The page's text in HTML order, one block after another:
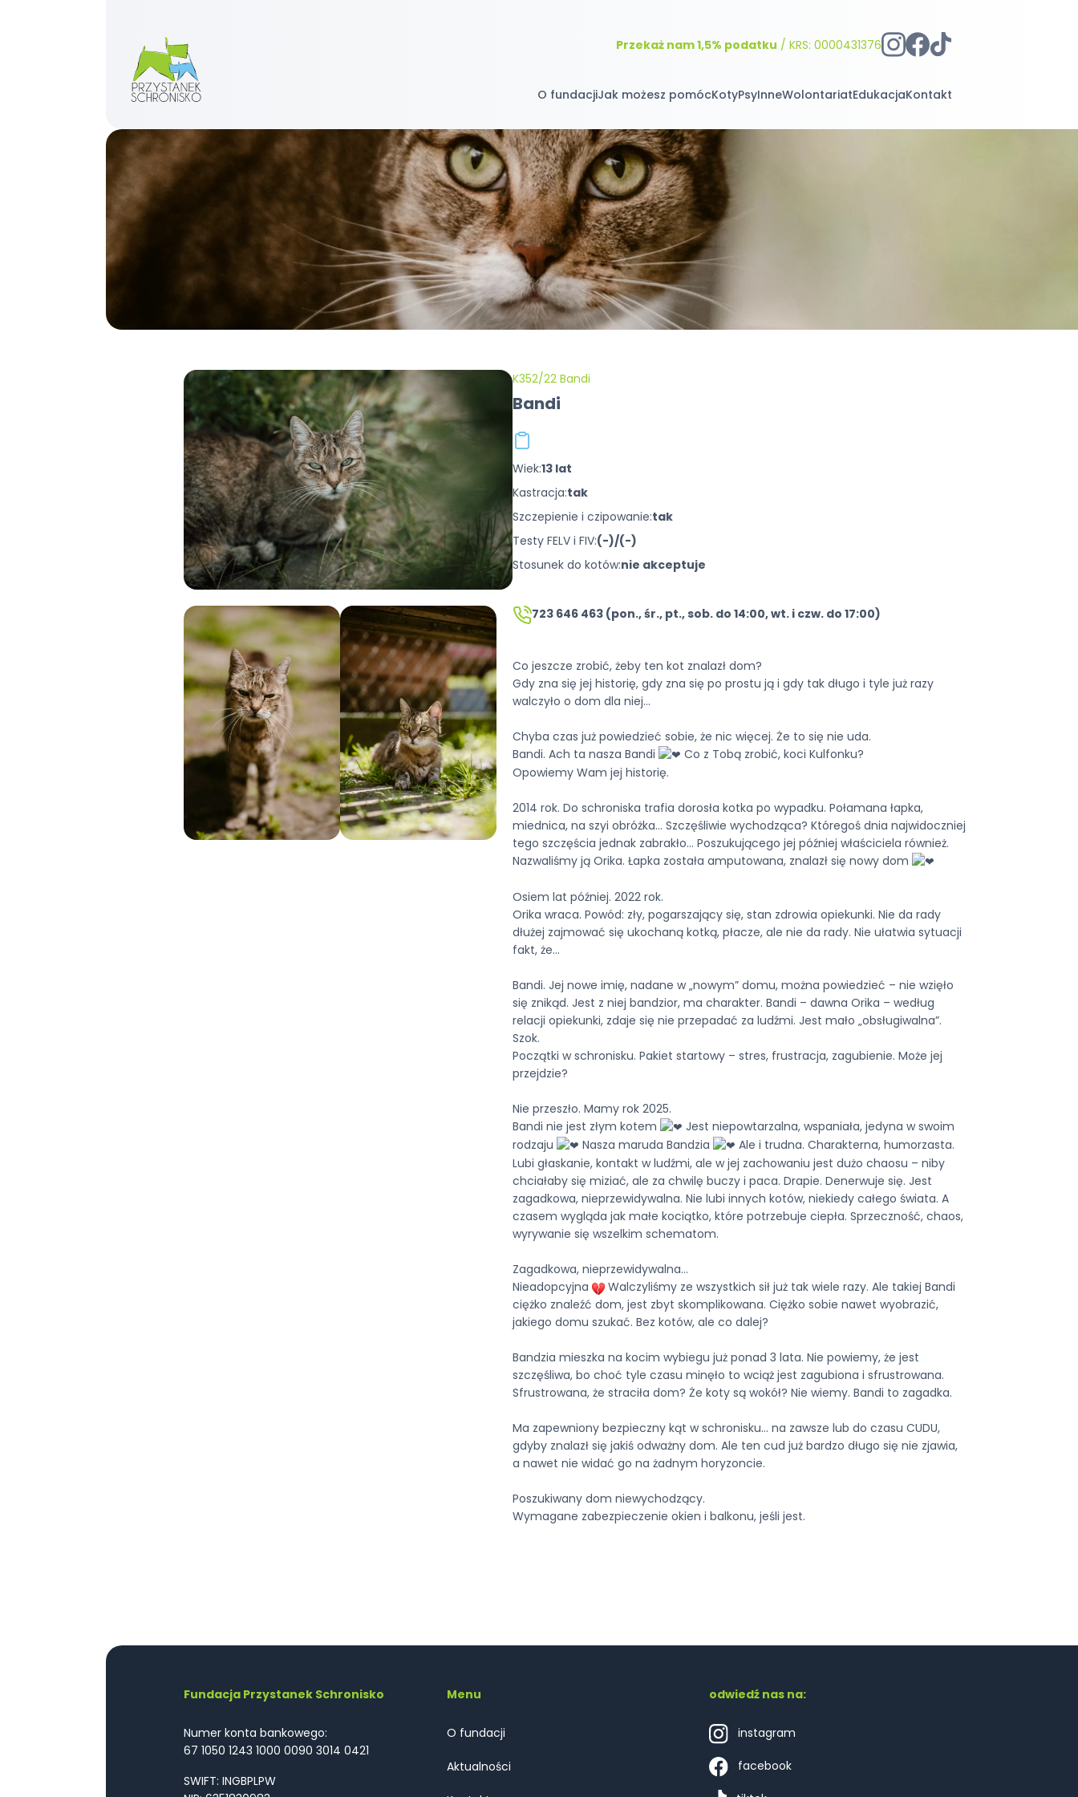
Przekaż nam 1,5% podatku / KRS: 0000431376
O fundacjiJak możesz pomócKotyPsyInneWolontariatEdukacjaKontakt
K352/22 Bandi
Bandi
Wiek:13 lat
Kastracja:tak
Szczepienie i czipowanie:tak
Testy FELV i FIV:(-)/(-)
Stosunek do kotów:nie akceptuje
723 646 463 (pon., śr., pt., sob. do 14:00, wt. i czw. do 17:00)
Co jeszcze zrobić, żeby ten kot znalazł dom?
Gdy zna się jej historię, gdy zna się po prostu ją i gdy tak długo i tyle już razy
walczyło o dom dla niej…
Chyba czas już powiedzieć sobie, że nic więcej. Że to się nie uda.
Bandi. Ach ta nasza Bandi
Co z Tobą zrobić, koci Kulfonku?
Opowiemy Wam jej historię.
2014 rok. Do schroniska trafia dorosła kotka po wypadku. Połamana łapka,
miednica, na szyi obróżka… Szczęśliwie wychodząca? Któregoś dnia najwidoczniej
tego szczęścia jednak zabrakło… Poszukującego jej później właściciela również.
Nazwaliśmy ją Orika. Łapka została amputowana, znalazł się nowy dom
Osiem lat później. 2022 rok.
Orika wraca. Powód: zły, pogarszający się, stan zdrowia opiekunki. Nie da rady
dłużej zajmować się ukochaną kotką, płacze, ale nie da rady. Nie ułatwia sytuacji
fakt, że…
Bandi. Jej nowe imię, nadane w „nowym” domu, można powiedzieć – nie wzięło
się znikąd. Jest z niej bandzior, ma charakter. Bandi – dawna Orika – według
relacji opiekunki, zdaje się nie przepadać za ludźmi. Jest mało „obsługiwalna”.
Szok.
Początki w schronisku. Pakiet startowy – stres, frustracja, zagubienie. Może jej
przejdzie?
Nie przeszło. Mamy rok 2025.
Bandi nie jest złym kotem
Jest niepowtarzalna, wspaniała, jedyna w swoim
rodzaju
Nasza maruda Bandzia
Ale i trudna. Charakterna, humorzasta.
Lubi głaskanie, kontakt w ludźmi, ale w jej zachowaniu jest dużo chaosu – niby
chciałaby się miziać, ale za chwilę buczy i paca. Drapie. Denerwuje się. Jest
zagadkowa, nieprzewidywalna. Nie lubi innych kotów, niekiedy całego świata. A
czasem wygląda jak małe kociątko, które potrzebuje ciepła. Sprzeczność, chaos,
wyrywanie się wszelkim schematom.
Zagadkowa, nieprzewidywalna…
Nieadopcyjna
Walczyliśmy ze wszystkich sił już tak wiele razy. Ale takiej Bandi
ciężko znaleźć dom, jest zbyt skomplikowana. Ciężko sobie nawet wyobrazić,
jakiego domu szukać. Bez kotów, ale co dalej?
Bandzia mieszka na kocim wybiegu już ponad 3 lata. Nie powiemy, że jest
szczęśliwa, bo choć tyle czasu minęło to wciąż jest zagubiona i sfrustrowana.
Sfrustrowana, że straciła dom? Że koty są wokół? Nie wiemy. Bandi to zagadka.
Ma zapewniony bezpieczny kąt w schronisku… na zawsze lub do czasu CUDU,
gdyby znalazł się jakiś odważny dom. Ale ten cud już bardzo długo się nie zjawia,
a nawet nie widać go na żadnym horyzoncie.
Poszukiwany dom niewychodzący.
Wymagane zabezpieczenie okien i balkonu, jeśli jest.
Fundacja Przystanek Schronisko
Numer konta bankowego:
67 1050 1243 1000 0090 3014 0421
SWIFT: INGBPLPW
Menu
O fundacji
Aktualności
odwiedź nas na:
instagram
facebook